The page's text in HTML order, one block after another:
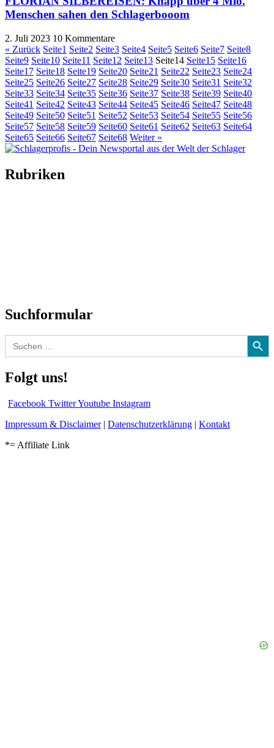
Menschen sahen den Schlagerbooom
2. Juli 2023 10 Kommentare
« Zurück Seite1 Seite2 Seite3 Seite4 Seite5 Seite6 Seite7 Seite8
Seite9 Seite10 Seite11 Seite12 Seite13 Seite14 Seite15 Seite16
Seite17 Seite18 Seite19 Seite20 Seite21 Seite22 Seite23 Seite24
Seite25 Seite26 Seite27 Seite28 Seite29 Seite30 Seite31 Seite32
Seite33 Seite34 Seite35 Seite36 Seite37 Seite38 Seite39 Seite40
Seite41 Seite42 Seite43 Seite44 Seite45 Seite46 Seite47 Seite48
Seite49 Seite50 Seite51 Seite52 Seite53 Seite54 Seite55 Seite56
Seite57 Seite58 Seite59 Seite60 Seite61 Seite62 Seite63 Seite64
Seite65 Seite66 Seite67 Seite68 Weiter »
Rubriken
Suchformular
Search
for:
Search Button
Folgt uns!
Facebook TwitterYoutube Instagram
Impressum & Disclaimer| Datenschutzerklärung | Kontakt
*= Affiliate Link